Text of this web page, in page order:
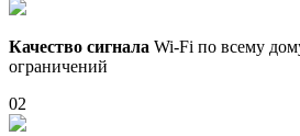
Качество сигнала Wi-Fi по всему
ограничений
02